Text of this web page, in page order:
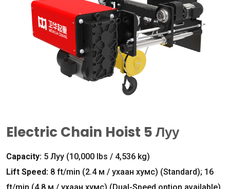
Electric Chain Hoist 5 Луу
Capacity: 5 Луу (10,000 lbs / 4,536 kg)
Lift Speed: 8 ft/min (2.4 м / ухаан хумс) (Standard); 16